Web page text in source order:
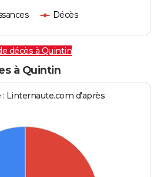
Décès
décès à Quintin
à Quintin
Linternaute.com d'après